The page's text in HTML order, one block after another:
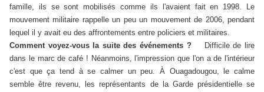
famille, ils se sont mobilisés comme ils l'avaient fait en 1998. Le
mouvement militaire rappelle un peu un mouvement de 2006, pendant
lequel il y avait eu des affrontements entre policiers et militaires.
Comment voyez-vous la suite des événements ?
Difficile de lire
dans le marc de café ! Néanmoins, l'impression que l'on a de l'intérieur
c'est que ça tend à se calmer un peu. À Ouagadougou, le calme
semble être revenu, les représentants de la Garde présidentielle se